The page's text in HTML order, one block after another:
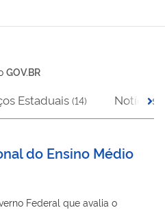
GOV.BR
Estaduais (14) Notícias
do Ensino Médio
Federal que avalia o